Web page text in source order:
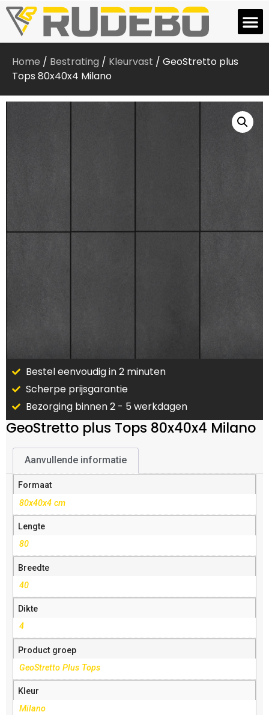
Home / Bestrating / Kleurvast / GeoStretto plus
Tops 80x40x4 Milano
Bestel eenvoudig in 2 minuten
Scherpe prijsgarantie
Bezorging binnen 2 - 5 werkdagen
GeoStretto plus Tops 80x40x4 Milano
Aanvullende informatie
Formaat
80x40x4 cm
Lengte
80
Breedte
40
Dikte
4
Product groep
GeoStretto Plus Tops
Kleur
Milano